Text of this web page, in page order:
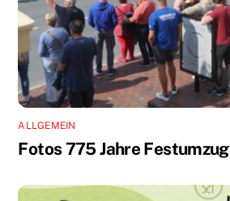
ALLGEMEIN
Fotos 775 Jahre Festumzug